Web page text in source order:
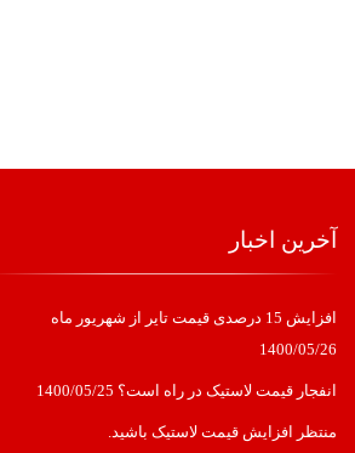
آخرین اخبار
افزایش 15 درصدی قیمت تایر از شهریور ماه
1400/05/26
انفجار قیمت لاستیک در راه است؟ 1400/05/25
منتظر افزایش قیمت لاستیک باشید.